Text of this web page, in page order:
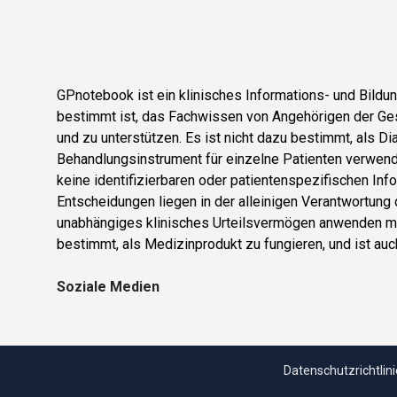
GPnotebook ist ein klinisches Informations- und
bestimmt ist, das Fachwissen von Angehörigen der
und zu unterstützen. Es ist nicht dazu bestimmt, als
Behandlungsinstrument für einzelne Patienten
keine identifizierbaren oder patientenspezifischen
Entscheidungen liegen in der alleinigen
unabhängiges klinisches Urteilsvermögen anwenden
bestimmt, als Medizinprodukt zu fungieren, und ist
Soziale Medien